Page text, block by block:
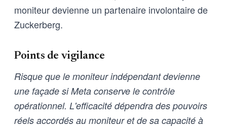
moniteur devienne un partenaire involontaire de
Zuckerberg.
Points de vigilance
Risque que le moniteur indépendant devienne
une façade si Meta conserve le contrôle
opérationnel. L'efficacité dépendra des pouvoirs
réels accordés au moniteur et de sa capacité à